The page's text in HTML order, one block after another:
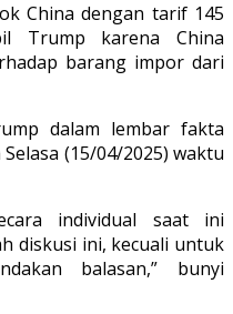
China dengan tarif 145
Trump karena China
barang impor dari
dalam lembar fakta
(15/04/2025) waktu
individual saat ini
diskusi ini, kecuali untuk
balasan,” bunyi